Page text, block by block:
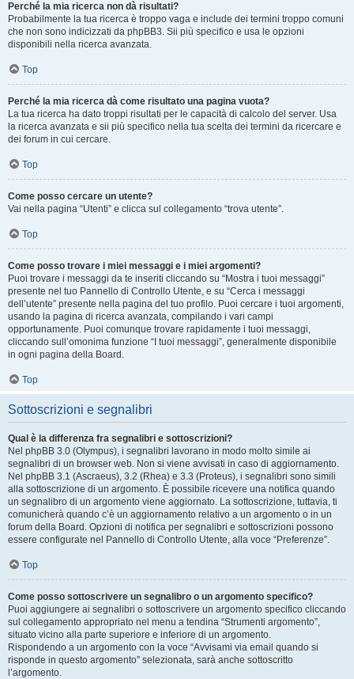
Perché la mia ricerca non dà risultati?
Probabilmente la tua ricerca è troppo vaga e include dei termini troppo comuni
che non sono indicizzati da phpBB3. Sii più specifico e usa le opzioni
disponibili nella ricerca avanzata.
Top
Perché la mia ricerca dà come risultato una pagina vuota?
La tua ricerca ha dato troppi risultati per le capacità di calcolo del server. Usa
la ricerca avanzata e sii più specifico nella tua scelta dei termini da ricercare e
dei forum in cui cercare.
Top
Come posso cercare un utente?
Vai nella pagina “Utenti” e clicca sul collegamento “trova utente”.
Top
Come posso trovare i miei messaggi e i miei argomenti?
Puoi trovare i messaggi da te inseriti cliccando su “Mostra i tuoi messaggi”
presente nel tuo Pannello di Controllo Utente, e su “Cerca i messaggi
dell’utente” presente nella pagina del tuo profilo. Puoi cercare i tuoi argomenti,
usando la pagina di ricerca avanzata, compilando i vari campi
opportunamente. Puoi comunque trovare rapidamente i tuoi messaggi,
cliccando sull’omonima funzione “I tuoi messaggi”, generalmente disponibile
in ogni pagina della Board.
Top
Sottoscrizioni e segnalibri
Qual è la differenza fra segnalibri e sottoscrizioni?
Nel phpBB 3.0 (Olympus), i segnalibri lavorano in modo molto simile ai
segnalibri di un browser web. Non si viene avvisati in caso di aggiornamento.
Nel phpBB 3.1 (Ascraeus), 3.2 (Rhea) e 3.3 (Proteus), i segnalibri sono simili
alla sottoscrizione di un argomento. È possibile ricevere una notifica quando
un segnalibro di un argomento viene aggiornato. La sottoscrizione, tuttavia, ti
comunicherà quando c’è un aggiornamento relativo a un argomento o in un
forum della Board. Opzioni di notifica per segnalibri e sottoscrizioni possono
essere configurate nel Pannello di Controllo Utente, alla voce “Preferenze”.
Top
Come posso sottoscrivere un segnalibro o un argomento specifico?
Puoi aggiungere ai segnalibri o sottoscrivere un argomento specifico cliccando
sul collegamento appropriato nel menu a tendina “Strumenti argomento”,
situato vicino alla parte superiore e inferiore di un argomento.
Rispondendo a un argomento con la voce “Avvisami via email quando si
risponde in questo argomento” selezionata, sarà anche sottoscritto
l’argomento.